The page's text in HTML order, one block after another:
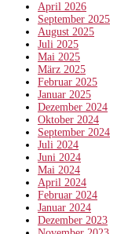
April 2026
September 2025
August 2025
Juli 2025
Mai 2025
März 2025
Februar 2025
Januar 2025
Dezember 2024
Oktober 2024
September 2024
Juli 2024
Juni 2024
Mai 2024
April 2024
Februar 2024
Januar 2024
Dezember 2023